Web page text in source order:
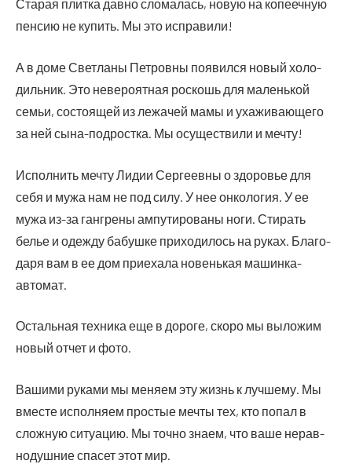
Ста­рая плит­ка дав­но сло­ма­лась, новую на копе­еч­ную
пен­сию не купить. Мы это исправили!
А в доме Свет­ла­ны Пет­ров­ны появил­ся новый холо­
диль­ник. Это неве­ро­ят­ная рос­кошь для малень­кой
семьи, состо­я­щей из лежа­чей мамы и уха­жи­ва­ю­ще­го
за ней сына-под­рост­ка. Мы осу­ще­стви­ли и мечту!
Испол­нить меч­ту Лидии Сер­ге­ев­ны о здо­ро­вье для
себя и мужа нам не под силу. У нее онко­ло­гия. У ее
мужа из-за ган­гре­ны ампу­ти­ро­ва­ны ноги. Сти­рать
белье и одеж­ду бабуш­ке при­хо­ди­лось на руках. Бла­го­
да­ря вам в ее дом при­е­ха­ла новень­кая машинка-
автомат.
Осталь­ная тех­ни­ка еще в доро­ге, ско­ро мы выло­жим
новый отчет и фото.
Ваши­ми рука­ми мы меня­ем эту жизнь к луч­ше­му. Мы
вме­сте испол­ня­ем про­стые меч­ты тех, кто попал в
слож­ную ситу­а­цию. Мы точ­но зна­ем, что ваше нерав­
но­душ­ние спа­сет этот мир.